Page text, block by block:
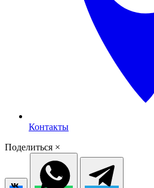
Контакты
Поделиться ×